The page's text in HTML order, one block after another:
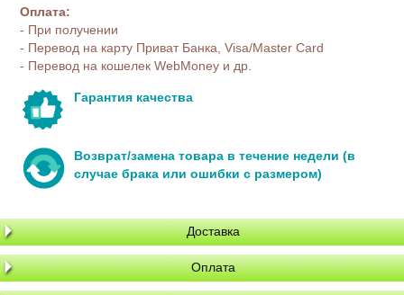
Оплата:
- При получении
- Перевод на карту Приват Банка, Visa/Master Card
- Перевод на кошелек WebMoney и др.
Гарантия качества
Возврат/замена товара в течение недели (в
случае брака или ошибки с размером)
Доставка
Оплата